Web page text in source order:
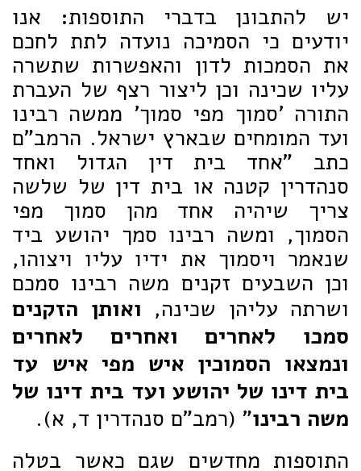
יש להתבונן בדברי התוספות: אנו
יודעים כי הסמיכה נועדה לתת לחכם
את הסמכות לדון והאפשרות שתשרה
עליו שכינה וכן ליצור רצף של העברת
התורה 'סמוך מפי סמוך' ממשה רבינו
ועד המומחים שבארץ ישראל. הרמב"ם
כתב "אחד בית דין הגדול ואחד
סנהדרין קטנה או בית דין של שלשה
צריך שיהיה אחד מהן סמוך מפי
הסמוך, ומשה רבינו סמך יהושע ביד
שנאמר ויסמוך את ידיו עליו ויצוהו,
וכן השבעים זקנים משה רבינו סמכם
ושרתה עליהן שכינה, ואותן הזקנים
סמכו לאחרים ואחרים לאחרים
ונמצאו הסמוכין איש מפי איש עד
בית דינו של יהושע ועד בית דינו של
משה רבינו" (רמב"ם סנהדרין ד, א).
התוספות מחדשים שגם כאשר בטלה